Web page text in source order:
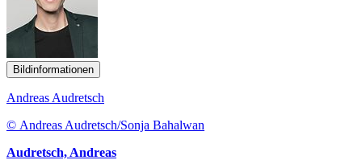
Bildinformationen
Andreas Audretsch
© Andreas Audretsch/Sonja Bahalwan
Audretsch, Andreas